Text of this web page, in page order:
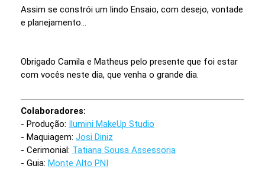
Assim se constrói um lindo Ensaio, com desejo, vontade
e planejamento...
Obrigado Camila e Matheus pelo presente que foi estar
com vocês neste dia, que venha o grande dia.
Colaboradores:
- Produção: Ilumini MakeUp Studio
- Maquiagem: Josi Diniz
- Cerimonial: Tatiana Sousa Assessoria
- Guia: Monte Alto PNI